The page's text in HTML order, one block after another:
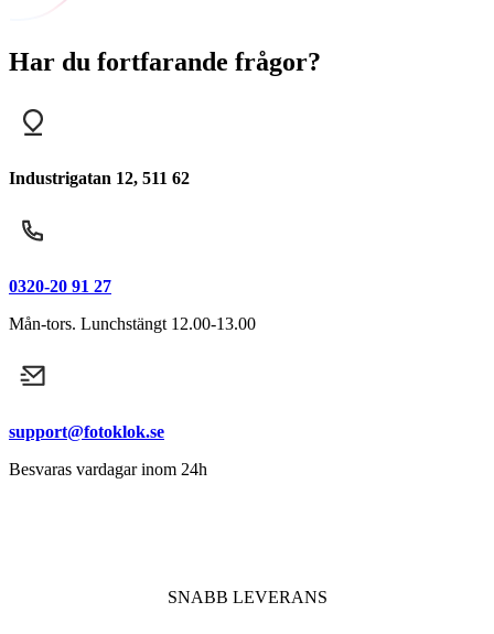
Har du fortfarande frågor?
Industrigatan 12, 511 62
0320-20 91 27
Mån-tors. Lunchstängt 12.00-13.00
support@fotoklok.se
Besvaras vardagar inom 24h
SNABB LEVERANS